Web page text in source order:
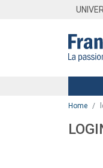
Menu
Home